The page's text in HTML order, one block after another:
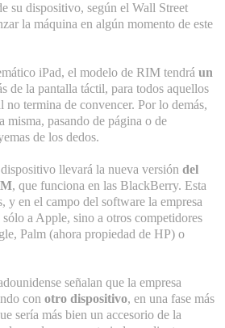
su dispositivo, según el Wall Street
la máquina en algún momento de este
iPad, el modelo de RIM tendrá un
de la pantalla táctil, para todos aquellos
no termina de convencer. Por lo demás,
misma, pasando de página o de
de los dedos.
llevará la nueva versión del
, que funciona en las BlackBerry. Esta
y en el campo del software la empresa
a Apple, sino a otros competidores
Palm (ahora propiedad de HP) o
señalan que la empresa
con otro dispositivo, en una fase más
sería más bien un accesorio de la